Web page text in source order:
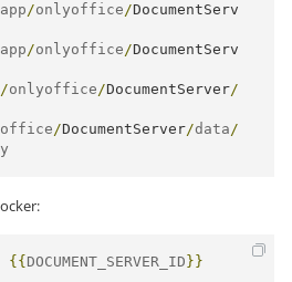
app/onlyoffice/DocumentServ
app/onlyoffice/DocumentServ
/onlyoffice/DocumentServer/
/DocumentServer/data/
{{ DOCUMENT_SERVER_ID }}